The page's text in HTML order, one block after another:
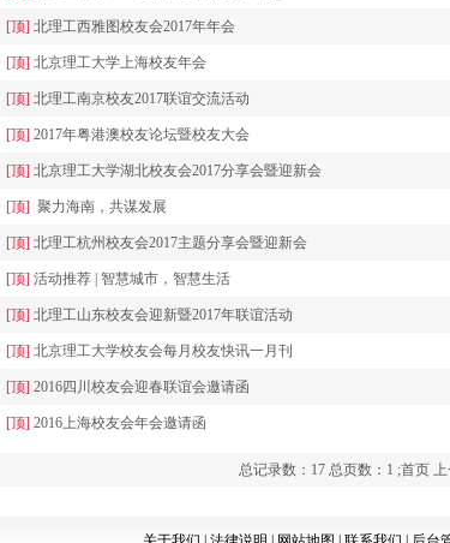
[顶] 北理工西雅图校友会2017年年会
[顶] 北京理工大学上海校友年会
[顶] 北理工南京校友2017联谊交流活动
[顶] 2017年粤港澳校友论坛暨校友大会
[顶] 北京理工大学湖北校友会2017分享会暨迎新会
[顶] 聚力海南，共谋发展
[顶] 北理工杭州校友会2017主题分享会暨迎新会
[顶] 活动推荐 | 智慧城市，智慧生活
[顶] 北理工山东校友会迎新暨2017年联谊活动
[顶] 北京理工大学校友会每月校友快讯一月刊
[顶] 2016四川校友会迎春联谊会邀请函
[顶] 2016上海校友会年会邀请函
总记录数：17 总页数：1 ;首页